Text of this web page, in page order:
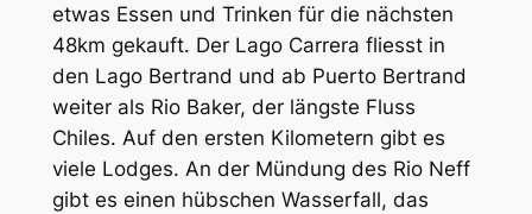
etwas Essen und Trinken für die nächsten
48km gekauft. Der Lago Carrera fliesst in
den Lago Bertrand und ab Puerto Bertrand
weiter als Rio Baker, der längste Fluss
Chiles. Auf den ersten Kilometern gibt es
viele Lodges. An der Mündung des Rio Neff
gibt es einen hübschen Wasserfall, das